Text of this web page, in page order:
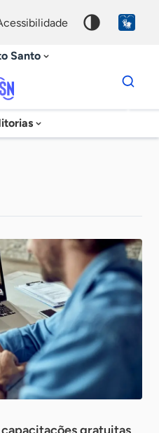
acessibilidade
Santo
Dados
para
chave